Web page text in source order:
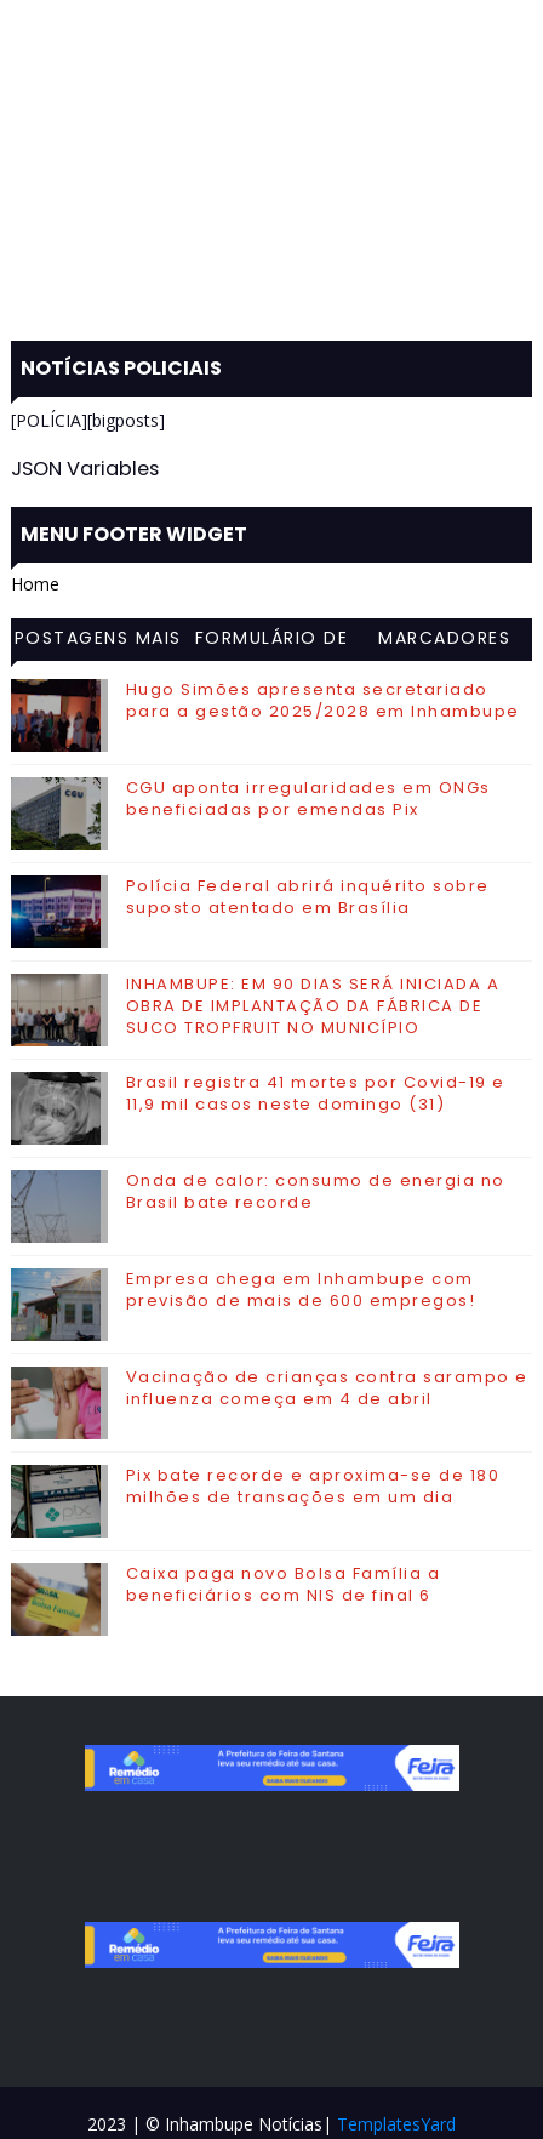
NOTÍCIAS POLICIAIS
[POLÍCIA][bigposts]
JSON Variables
MENU FOOTER WIDGET
Home
POSTAGENS MAIS
VISITADAS
FORMULÁRIO DE
MARCADORES
Hugo Simões apresenta secretariado
para a gestão 2025/2028 em Inhambupe
CGU aponta irregularidades em ONGs
beneficiadas por emendas Pix
Polícia Federal abrirá inquérito sobre
suposto atentado em Brasília
INHAMBUPE: EM 90 DIAS SERÁ INICIADA A
OBRA DE IMPLANTAÇÃO DA FÁBRICA DE
SUCO TROPFRUIT NO MUNICÍPIO
Brasil registra 41 mortes por Covid-19 e
11,9 mil casos neste domingo (31)
Onda de calor: consumo de energia no
Brasil bate recorde
Empresa chega em Inhambupe com
previsão de mais de 600 empregos!
Vacinação de crianças contra sarampo e
influenza começa em 4 de abril
Pix bate recorde e aproxima-se de 180
milhões de transações em um dia
Caixa paga novo Bolsa Família a
beneficiários com NIS de final 6
2023 | © Inhambupe Notícias| TemplatesYard